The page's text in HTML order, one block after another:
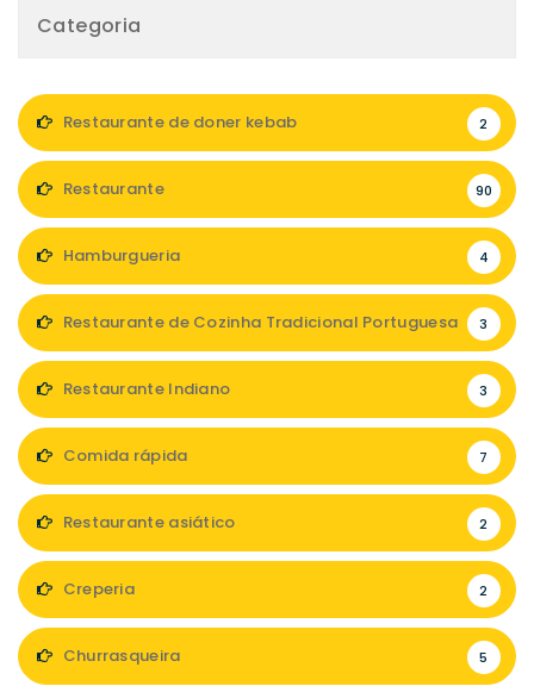
Categoria
Restaurante de doner kebab 2
Restaurante 90
Hamburgueria 4
Restaurante de Cozinha Tradicional Portuguesa 3
Restaurante Indiano 3
Comida rápida 7
Restaurante asiático 2
Creperia 2
Churrasqueira 5